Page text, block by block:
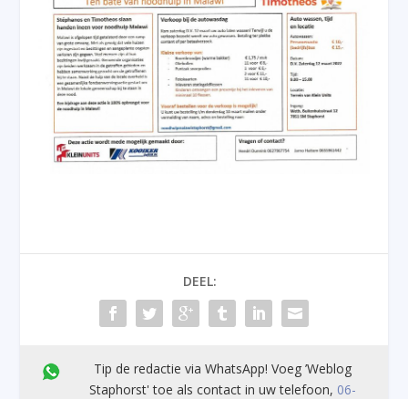
DEEL:
Tip de redactie via WhatsApp! Voeg ’Weblog
Staphorst' toe als contact in uw telefoon, 06-